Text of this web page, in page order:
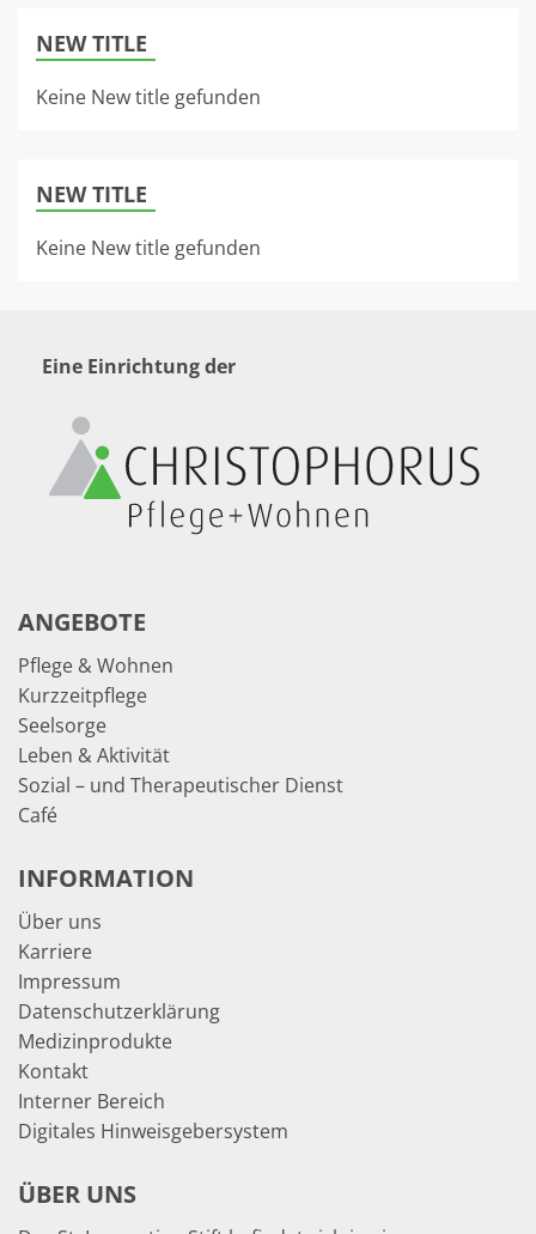
NEW TITLE
Keine New title gefunden
NEW TITLE
Keine New title gefunden
Eine Einrichtung der
ANGEBOTE
Pflege & Wohnen
Kurzzeitpflege
Seelsorge
Leben & Aktivität
Sozial – und Therapeutischer Dienst
Café
INFORMATION
Über uns
Karriere
Impressum
Datenschutzerklärung
Medizinprodukte
Kontakt
Interner Bereich
Digitales Hinweisgebersystem
ÜBER UNS